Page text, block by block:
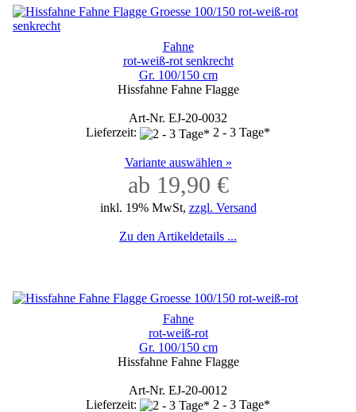
Fahne
rot-weiß-rot senkrecht
Gr. 100/150 cm
Hissfahne Fahne Flagge
Art-Nr. EJ-20-0032
Lieferzeit:
2 - 3 Tage*
Variante auswählen »
ab 19,90 €
inkl. 19% MwSt, zzgl. Versand
Zu den Artikeldetails ...
Fahne
rot-weiß-rot
Gr. 100/150 cm
Hissfahne Fahne Flagge
Art-Nr. EJ-20-0012
Lieferzeit:
2 - 3 Tage*